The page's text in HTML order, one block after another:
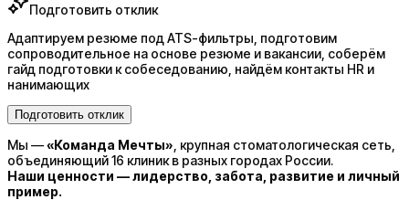
Подготовить отклик
Адаптируем резюме под ATS-фильтры, подготовим
сопроводительное на основе резюме и вакансии, соберём
гайд подготовки к собеседованию, найдём контакты HR и
нанимающих
Подготовить отклик
Мы —«Команда Мечты» , крупная стоматологическая сеть,
объединяющий 16 клиник в разных городах России.
Наши ценности — лидерство, забота, развитие и личный
пример.